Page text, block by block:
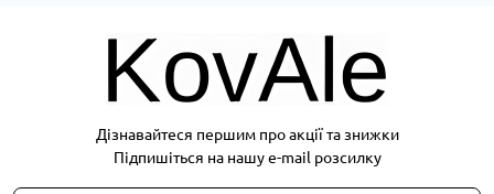
Дізнавайтеся першим про акції та знижки
Підпишіться на нашу e-mail розсилку